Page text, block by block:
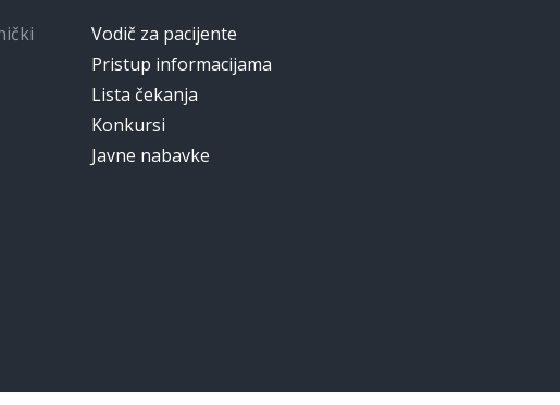
Vodič za pacijente
Pristup informacijama
Lista čekanja
Konkursi
Javne nabavke